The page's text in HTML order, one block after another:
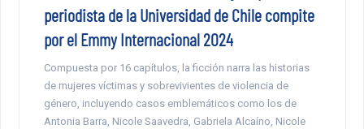
periodista de la Universidad de Chile compite
por el Emmy Internacional 2024
Compuesta por 16 capítulos, la ficción narra las historias
de mujeres víctimas y sobrevivientes de violencia de
género, incluyendo casos emblemáticos como los de
Antonia Barra, Nicole Saavedra, Gabriela Alcaíno, Nicole